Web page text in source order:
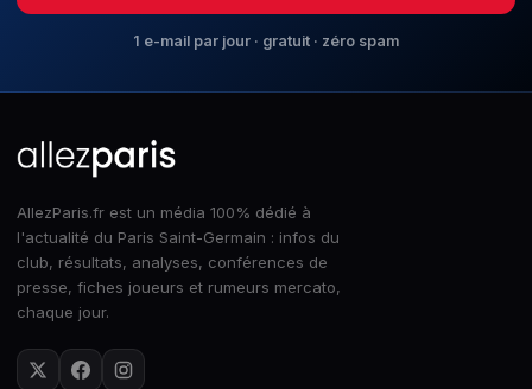
1 e-mail par jour · gratuit · zéro spam
AllezParis.fr est un média 100% dédié à
l'actualité du Paris Saint-Germain : infos du
club, résultats, analyses, conférences de
presse, fiches joueurs et rumeurs mercato,
chaque jour.